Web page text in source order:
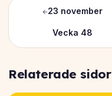
←23 november
Vecka 48
Relaterade sidor